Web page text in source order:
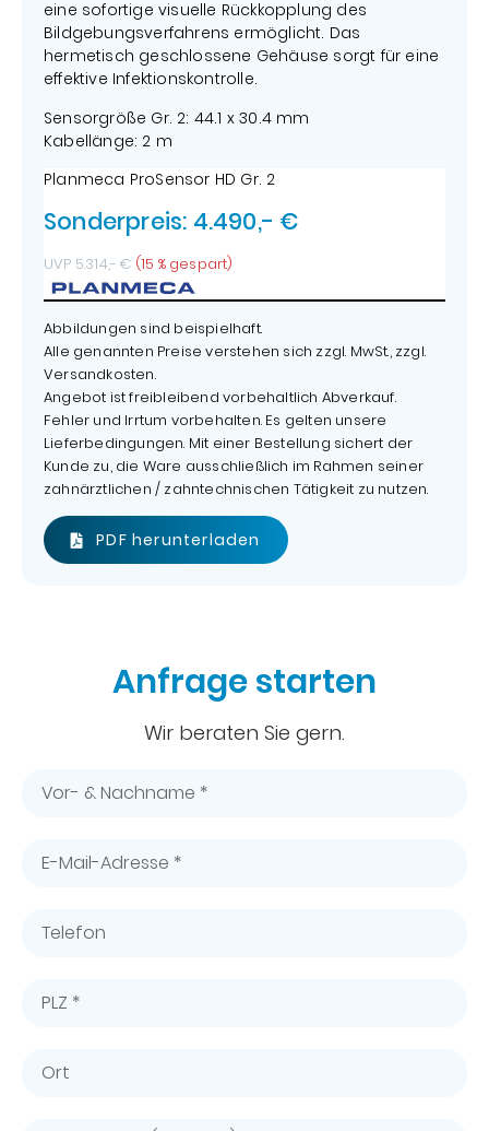
eine sofortige visuelle Rückkopplung des
Bildgebungsverfahrens ermöglicht. Das
hermetisch geschlossene Gehäuse sorgt für eine
effektive Infektionskontrolle.
Sensorgröße Gr. 2: 44.1 x 30.4 mm
Kabellänge: 2 m
Planmeca ProSensor HD Gr. 2
Sonderpreis: 4.490,- €
UVP 5.314,- € (15 % gespart)
Abbildungen sind beispielhaft.
Alle genannten Preise verstehen sich zzgl. MwSt., zzgl.
Versandkosten.
Angebot ist freibleibend vorbehaltlich Abverkauf.
Fehler und Irrtum vorbehalten. Es gelten unsere
Lieferbedingungen. Mit einer Bestellung sichert der
Kunde zu, die Ware ausschließlich im Rahmen seiner
zahnärztlichen / zahntechnischen Tätigkeit zu nutzen.
PDF herunterladen
Anfrage starten
Wir beraten Sie gern.